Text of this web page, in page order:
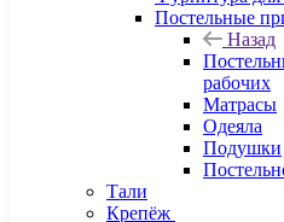
Постельные
Назад
рабочих
Матрасы
Одеяла
Подушки
Тали
Крепёж